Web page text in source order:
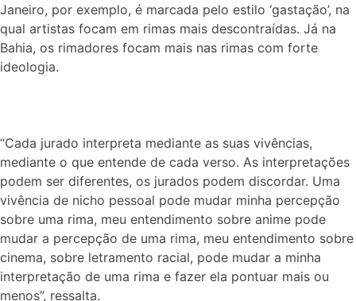
Janeiro, por exemplo, é marcada pelo estilo ‘gastação’, na
qual artistas focam em rimas mais descontraídas. Já na
Bahia, os rimadores focam mais nas rimas com forte
ideologia.
“Cada jurado interpreta mediante as suas vivências,
mediante o que entende de cada verso. As interpretações
podem ser diferentes, os jurados podem discordar. Uma
vivência de nicho pessoal pode mudar minha percepção
sobre uma rima, meu entendimento sobre anime pode
mudar a percepção de uma rima, meu entendimento sobre
cinema, sobre letramento racial, pode mudar a minha
interpretação de uma rima e fazer ela pontuar mais ou
menos”, ressalta.